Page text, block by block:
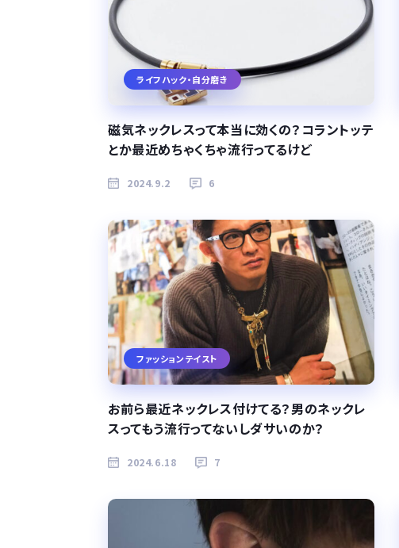
ライフハック・自分磨き
磁気ネックレスって本当に効くの？コラントッテ
とか最近めちゃくちゃ流行ってるけど
2024.9.2 6
ファッションテイスト
お前ら最近ネックレス付けてる？男のネックレ
スってもう流行ってないしダサいのか？
2024.6.18 7